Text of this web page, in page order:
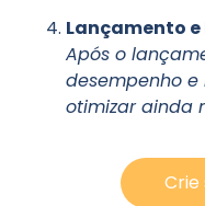
Lançamento
Após o
desempenho
otimizar ainda
Crie